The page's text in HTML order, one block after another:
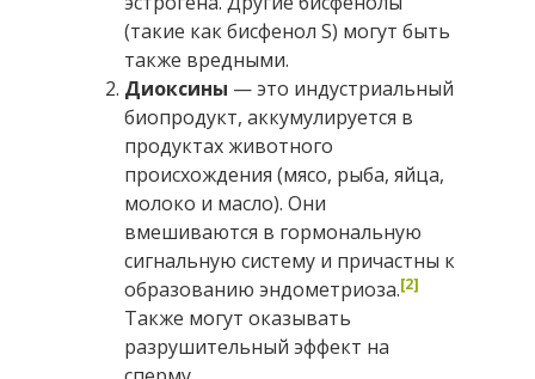
(такие как бисфенол S) могут быть
также вредными.
Диоксины — это индустриальный
биопродукт, аккумулируется в
продуктах животного
происхождения (мясо, рыба, яйца,
молоко и масло). Они
вмешиваются в гормональную
сигнальную систему и причастны к
образованию эндометриоза.[2]
Также могут оказывать
разрушительный эффект на